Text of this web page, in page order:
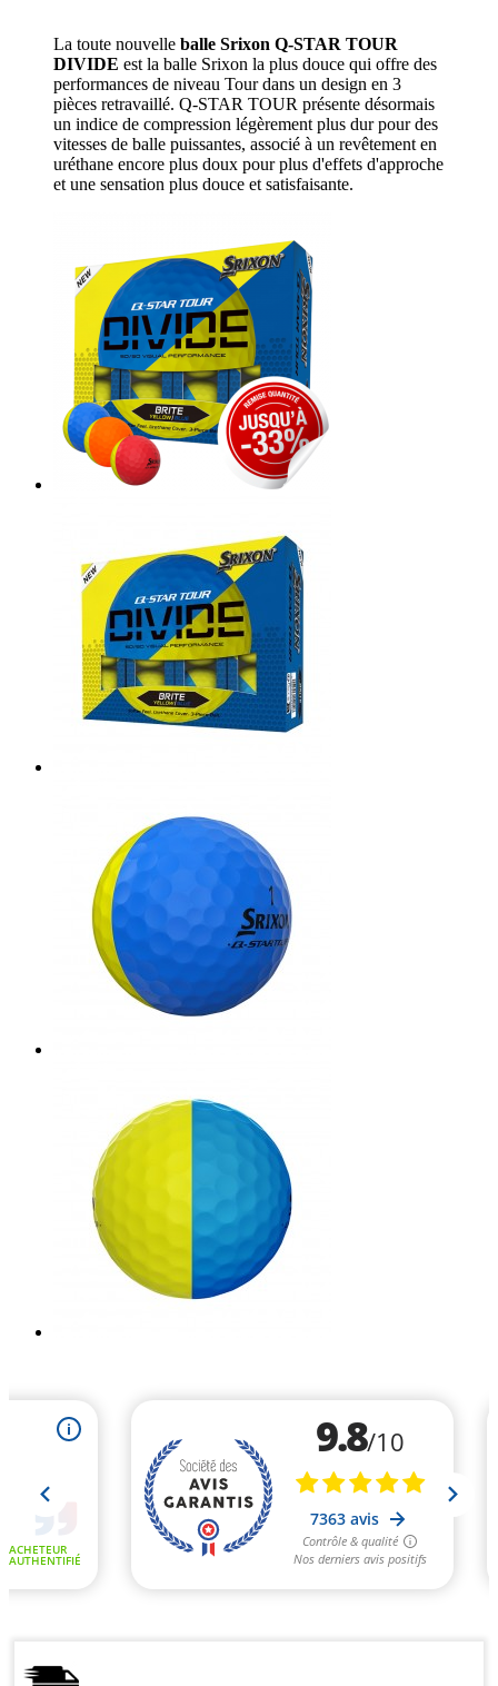
La toute nouvelle balle Srixon Q-STAR TOUR
DIVIDE est la balle Srixon la plus douce qui offre des
performances de niveau Tour dans un design en 3
pièces retravaillé. Q-STAR TOUR présente désormais
un indice de compression légèrement plus dur pour des
vitesses de balle puissantes, associé à un revêtement en
uréthane encore plus doux pour plus d'effets d'approche
et une sensation plus douce et satisfaisante.